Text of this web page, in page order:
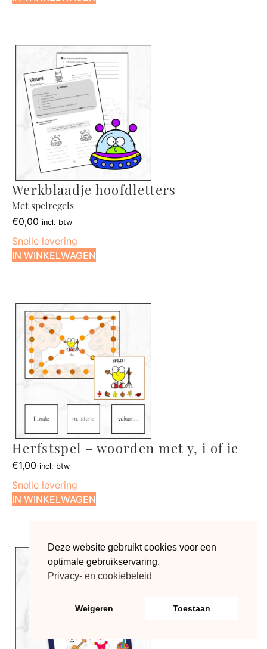
Werkblaadje hoofdletters
Met spelregels
€0,00 incl. btw
Snelle levering
IN WINKELWAGEN
Herfstspel – woorden met y, i of ie
€1,00 incl. btw
Snelle levering
IN WINKELWAGEN
Deze website gebruikt cookies voor een
optimale gebruikservaring.
Privacy- en cookiebeleid
Weigeren Toestaan